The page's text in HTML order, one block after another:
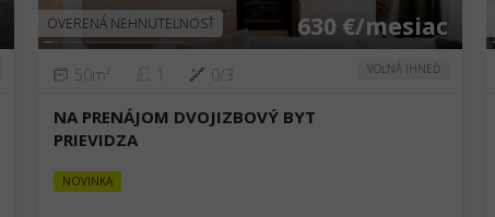
OVERENÁ NEHNUTEĽNOSŤ 630 €/mesiac
50m² 1 0/3 VOĽNÁ IHNEĎ
NA PRENÁJOM DVOJIZBOVÝ BYT
PRIEVIDZA
NOVINKA